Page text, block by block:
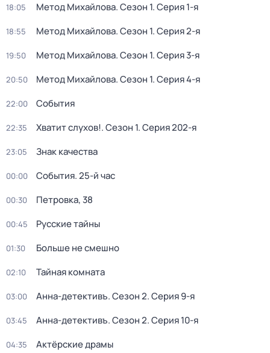
18:05 Метод Михайлова. Сезон 1. Серия 1-я
18:55 Метод Михайлова. Сезон 1. Серия 2-я
19:50 Метод Михайлова. Сезон 1. Серия 3-я
20:50 Метод Михайлова. Сезон 1. Серия 4-я
22:00 События
22:35 Хватит слухов!. Сезон 1. Серия 202-я
23:05 Знак качества
00:00 События. 25-й час
00:30 Петровка, 38
00:45 Русские тайны
01:30 Больше не смешно
02:10 Тайная комната
03:00 Анна-детективъ. Сезон 2. Серия 9-я
03:45 Анна-детективъ. Сезон 2. Серия 10-я
04:35 Актёрские драмы